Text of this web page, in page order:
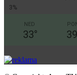
3%
NED
33° 39